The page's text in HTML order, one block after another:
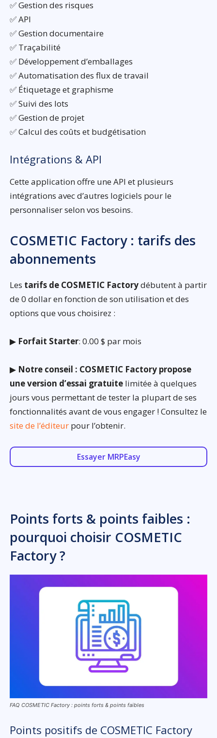
✅ Gestion des risques
✅ API
✅ Gestion documentaire
✅ Traçabilité
✅ Développement d’emballages
✅ Automatisation des flux de travail
✅ Étiquetage et graphisme
✅ Suivi des lots
✅ Gestion de projet
✅ Calcul des coûts et budgétisation
Intégrations & API
Cette application offre une API et plusieurs
intégrations avec d’autres logiciels pour le
personnaliser selon vos besoins.
COSMETIC Factory : tarifs des
abonnements
Les tarifs de COSMETIC Factorydébutent à partir
de 0 dollar en fonction de son utilisation et des
options que vous choisirez :
▶ Forfait Starter: 0.00 $ par mois
▶ Notre conseil : COSMETIC Factory propose
une version d’essai gratuite limitée à quelques
jours vous permettant de tester la plupart de ses
fonctionnalités avant de vous engager ! Consultez le
site de l’éditeur pour l’obtenir.
Essayer MRPEasy
Points forts & points faibles :
pourquoi choisir COSMETIC
Factory ?
FAQ COSMETIC Factory : points forts & points faibles
Points positifs de COSMETIC Factory